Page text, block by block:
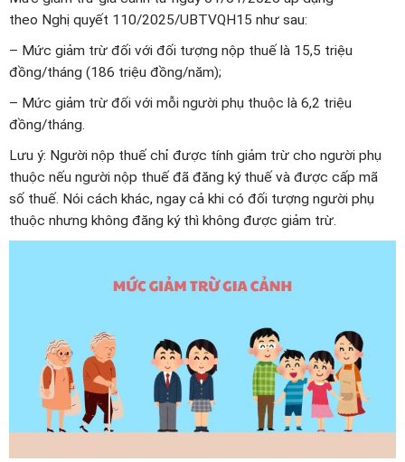
theo Nghị quyết 110/2025/UBTVQH15 như sau:
– Mức giảm trừ đối với đối tượng nộp thuế là 15,5 triệu
đồng/tháng (186 triệu đồng/năm);
– Mức giảm trừ đối với mỗi người phụ thuộc là 6,2 triệu
đồng/tháng.
Lưu ý: Người nộp thuế chỉ được tính giảm trừ cho người phụ
thuộc nếu người nộp thuế đã đăng ký thuế và được cấp mã
số thuế. Nói cách khác, ngay cả khi có đối tượng người phụ
thuộc nhưng không đăng ký thì không được giảm trừ.